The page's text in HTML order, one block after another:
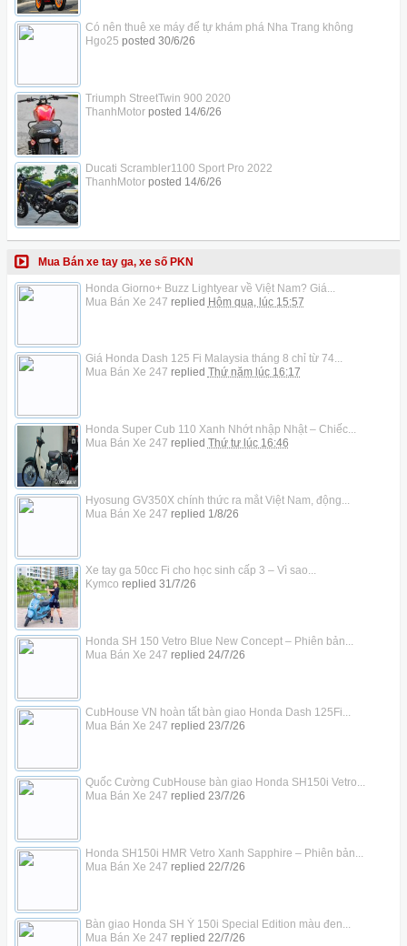
Có nên thuê xe máy để tự khám phá Nha Trang không
Hgo25 posted 30/6/26
Triumph StreetTwin 900 2020
ThanhMotorposted 14/6/26
Ducati Scrambler1100 Sport Pro 2022
ThanhMotorposted 14/6/26
Mua Bán xe tay ga, xe số PKN
Honda Giorno+ Buzz Lightyear về Việt Nam? Giá...
Mua Bán Xe 247 replied Hôm qua, lúc 15:57
Giá Honda Dash 125 Fi Malaysia tháng 8 chỉ từ 74...
Mua Bán Xe 247 replied Thứ năm lúc 16:17
Honda Super Cub 110 Xanh Nhớt nhập Nhật – Chiếc...
Mua Bán Xe 247 replied Thứ tư lúc 16:46
Hyosung GV350X chính thức ra mắt Việt Nam, động...
Mua Bán Xe 247 replied 1/8/26
Xe tay ga 50cc Fi cho học sinh cấp 3 – Vì sao...
Kymco replied 31/7/26
Honda SH 150 Vetro Blue New Concept – Phiên bản...
Mua Bán Xe 247 replied 24/7/26
CubHouse VN hoàn tất bàn giao Honda Dash 125Fi...
Mua Bán Xe 247 replied 23/7/26
Quốc Cường CubHouse bàn giao Honda SH150i Vetro...
Mua Bán Xe 247 replied 23/7/26
Honda SH150i HMR Vetro Xanh Sapphire – Phiên bản...
Mua Bán Xe 247 replied 22/7/26
Bàn giao Honda SH Ý 150i Special Edition màu đen...
Mua Bán Xe 247 replied 22/7/26